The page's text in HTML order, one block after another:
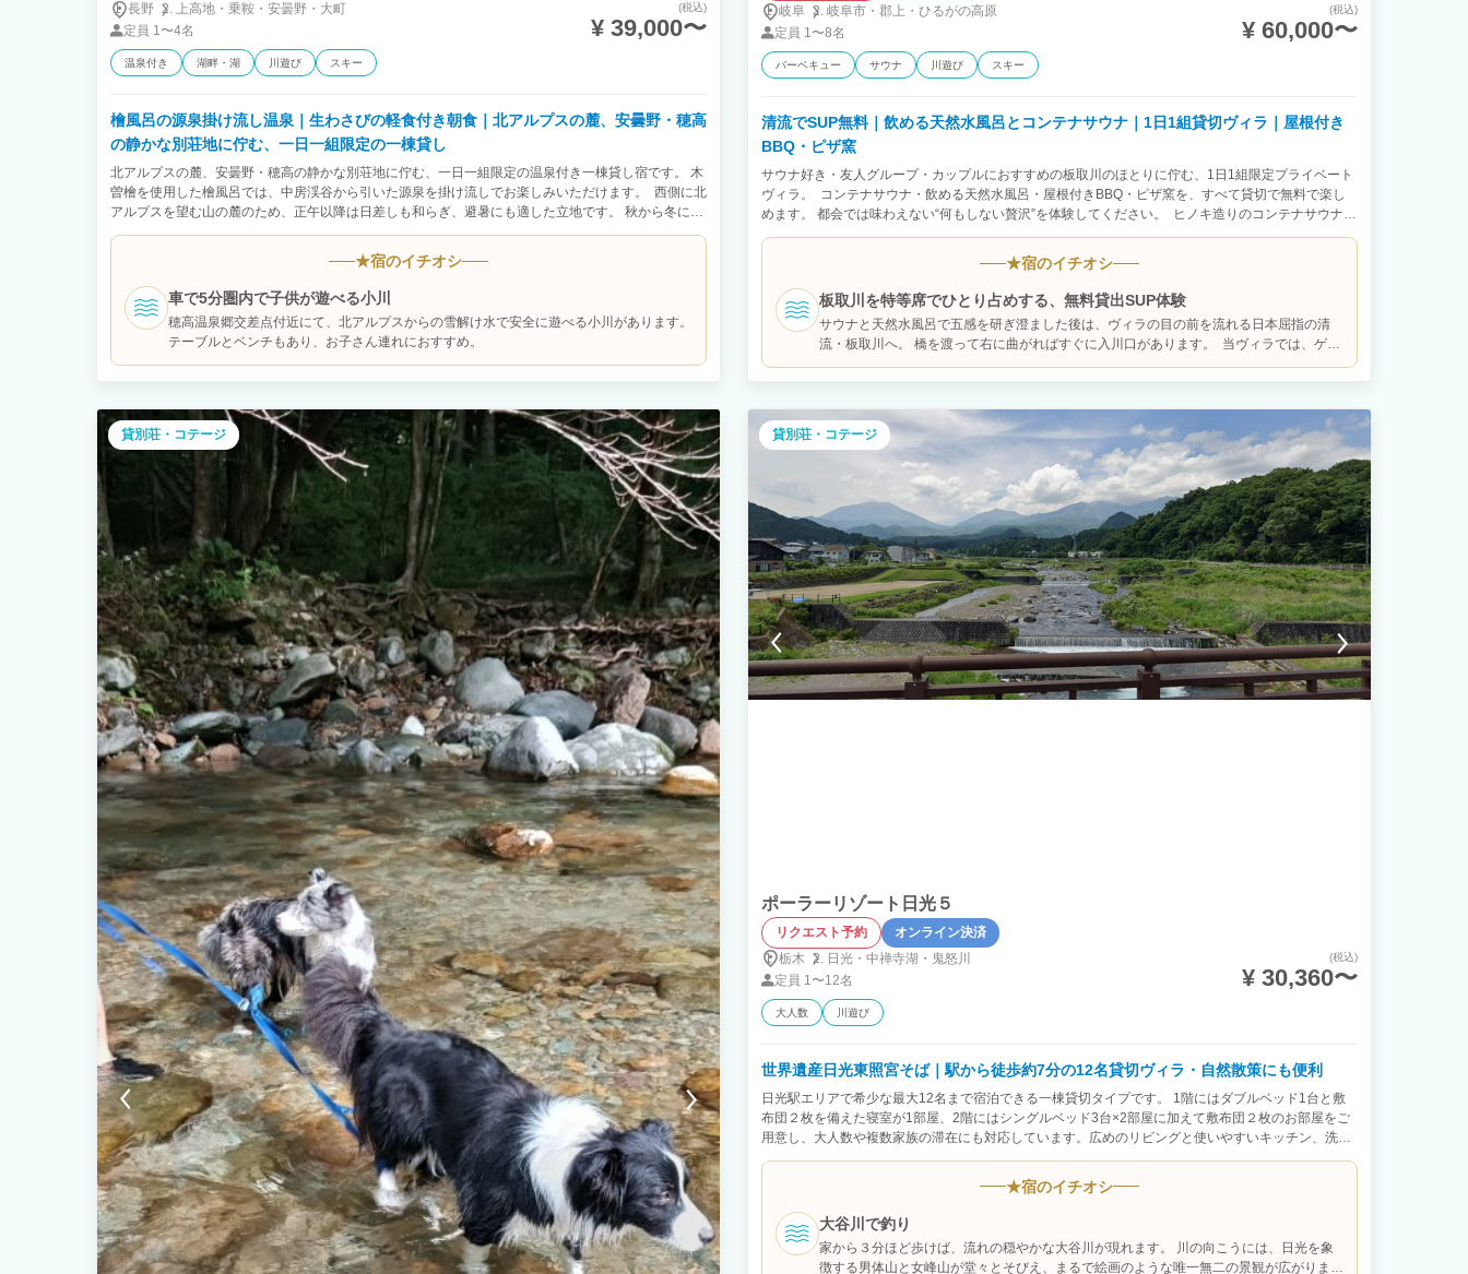
長野
上高地・ 乗鞍・ 安曇野・ 大町
定員 1〜4名
(税込)
¥ 39,000〜
温泉付き 湖畔・湖 川遊び スキー
檜風呂の源泉掛け流し温泉｜生わさびの軽食付き朝食｜北アルプスの麓、安曇野・穂高
の静かな別荘地に佇む、一日一組限定の一棟貸し
北アルプスの麓、安曇野・穂高の静かな別荘地に佇む、一日一組限定の温泉付き一棟貸し宿です。 木
曽檜を使用した檜風呂では、中房渓谷から引いた源泉を掛け流しでお楽しみいただけます。 西側に北
アルプスを望む山の麓のため、正午以降は日差しも和らぎ、避暑にも適した立地です。 秋から冬にか
けては、イタリア製ペレットストーブの炎を眺めながら、スペシャリティコーヒーやハーブティーと
共に穏やかな時間をお過ごしください。 家具・備品の品質にも拘っています。 寝具には、シモンズ
最高級ラインのマットレスや羽毛布団・羽毛枕を採用しています。 京都の生地屋による洗いざらし綿
のシーツやガーゼ素材の館内着、今治タオルの中でも高級ホテル仕様の大判タオルなど、肌触りや眠
りの心地よさには定評があります。 シャンプー類は、京都発のオーガニックブランド
「NEMOHAMO」を使用しています。 ホテル清掃経験のあるスタッフによる丁寧な清掃を行い、清潔
な環境づくりを心がけています。 朝は、生わさびを味わう軽朝食をご用意しています。 上高地や白
馬、松本などへのアクセスも良く、安曇野周辺をゆっくりお楽しみいただけます。 車で30分間の距離
利用いただけます。檜風呂と庭を備え、自然の中で静かに過ごすための住まいとして整えました。 ま
た、当施設では、宿泊施設で使用する電力に加え、東京・愛知・神奈川方面からの車移動や周辺観光
時の車両移動に伴うCO2排出量について、カーボンオフセットを実施しています。 オフセットには、
一般社団法人 more trees を通じて、熊本県小国町の森林整備プロジェクト由来のJ-クレジットを利用
しています。 ⸻ 定員について： 定員は4名です。 添い寝のお子さまは人数に含めずご宿泊いた
だけます。 ⸻ リビング： リビングには、マルニ木工のソファセットやウォールナット無垢材の
家具を設えています。 窓の外の庭を眺めながら読書や会話を楽しんだり、ただ何もしない時間を過ご
したりするための空間です。 冬季には、イタリア製ペレットストーブのやわらかな暖かさと炎のゆら
ぎをお楽しみいただけます。 ⸻ 寝室・和室（眠りの環境）： 洋寝室にはベッド2台、和室には
布団2組をご用意しています。和室では、日本らしい畳と布団での滞在を体験いただけます。 シーツ
には、京都の生地屋による洗いざらし綿素材を使用しています。整いすぎたホテルリネンではなく、
自然な肌触りと家のような心地よさを大切にしています。 ⸻ 浴室・温泉・トイレ： 木曽檜を使
用した檜風呂です。 北アルプス・中房渓谷から引いた源泉を使用し、加水のみ行い、循環や加温はせ
ず掛け流しでご利用いただけます。 トイレは温水洗浄機能付きです。 ⸻ リネン・アメニティ
類： 館内着は、京都の生地屋によるガーゼ素材のものをご用意しています。タオル類は、高級ホテル
仕様の大判の今治タオルを採用しています。 シャンプー類は、京都発のオーガニックブランド
「NEMOHAMO」を使用しています。 ⸻ 庭・アウトドアリビング： 敷地約450㎡の庭には、地
元の植物を中心に植栽を施しています。 春は新緑、夏は深い緑、秋は紅葉、冬は雪景色と、四季ごと
に異なる表情を楽しめます。 アウトドアリビングでは、お茶を飲みながらゆっくり過ごしたり、お子
様が自然の中で遊んだりすることができます。 ⸻ 食事について： 夕食の提供は行っていませ
ん。 近隣のお店での食事や、地元の食材を持ち帰って楽しむ滞在を想定しています。 朝はセルフ式の
軽朝食をご用意しています。生わさびをすりおろして味わう、安曇野らしい朝の時間をお楽しみくだ
さい。 八ヶ岳珈琲店のスペシャリティコーヒーと、地元安曇野のハーブティーもご自由にどうぞ。
★宿のイチオシ
車で5分圏内で子供が遊べる小川
穂高温泉郷交差点付近にて、北アルプスからの雪解け水で安全に遊べる小川があります。
テーブルとベンチもあり、お子さん連れにおすすめ。
岐阜
岐阜市・ 郡上・ ひるがの高原
定員 1〜8名
(税込)
¥ 60,000〜
バーベキュー サウナ 川遊び スキー
清流でSUP無料｜飲める天然水風呂とコンテナサウナ｜1日1組貸切ヴィラ｜屋根付き
BBQ・ピザ窯
サウナ好き・友人グループ・カップルにおすすめの板取川のほとりに佇む、1日1組限定プライベート
ヴィラ。 コンテナサウナ・飲める天然水風呂・屋根付きBBQ・ピザ窯を、すべて貸切で無料で楽し
めます。 都会では味わえない“何もしない贅沢”を体験してください。 ヒノキ造りのコンテナサウナに
は、ハルビア製ヒーターを採用。 サウナ後は、全国的にもかなりレアな敷地内から汲み上げた“飲め
る天然地下水”の水風呂へ。 サウナを出たら2秒で入れる最高の導線です。 屋根付きのBBQスペース
では、ペレットグリルやピザ窯も完備。 天候を気にせず、仲間や家族とゆったり過ごせます。 朝は
川のせせらぎを聞きながらコーヒーを。 夜は満天の星空を眺めるひととき。 「ととのう」「語る」
「何もしない」 そのすべてがここで完結します。 1日1組限定のため、週末や連休はすぐ満室になる
ので早めの予約がおすすめです。 【⚠️お子様のご利用について】 2歳未満のお子様はご宿泊いただけ
ません。 2歳以上はご宿泊いただけますが、子供料金の設定はないため、ご予約時は「大人」の区分
で人数をご入力下さい。 【⚠️重要：ご予約前に必ず全文ご確認ください】 以下のルールを遵守いた
ルールに同意いただいたものとみなします。 1. 宿泊者名簿と身分証の提出 チェックインまでに宿
泊者名簿の記入、および有効な身分証明書（運転免許証・マイナンバーカード・パスポート等）の提
示が必要です。 未提出の場合、入室パスワードを発行できません。未成年者のみでの宿泊は固くお
断りいたします。 2. チェックイン・チェックアウト チェックイン： 午後3時から チェックアウ
ト： 午前10時まで 安全確認のため、午前10:05に清掃スタッフが館内に入室します。 無断で午前
10:10を過ぎた場合は、10分超過につき3,000円の追加費用が発生します。 3. 宿泊人数と第三者の立
ち入り禁止 予約人数を超える宿泊・立ち入り、および宿泊者以外の第三者の入室は短時間でも一切
禁止です。 無断立ち入りが発覚した場合、違約金として1人あたり30,000円を請求します。 予約
人数を超えて寝具を使用した場合は1組につき5,000円を請求します。 4. 敷地内全面禁煙（電子タバコ
等含む） 室内および敷地内は、室外BBQエリアの指定喫煙場所を除き全面禁煙です。 指定場所
以外での喫煙や吸殻が発見された場合、特別清掃費として50,000円を請求します。 5. 夜間の過ごし
方と騒音（最重要） 周辺環境への配慮のため、夜間の騒音は厳禁です。 20時以降は屋外スペー
ス（BBQエリア・サウナ等）での、大きな音量での音楽、会話、歌唱などはお止め下さい。 21時以
降は屋外の利用は禁止ですので、窓を閉め室内でお過ごしください。 苦情や通報があった場合はそ
の場で退去となります。 6. 火気厳禁とペレットグリルの制限 花火、薪、炭、キャンドル等の火気
の洗浄と簡単な片付けをお願いします。 通常の範囲を超える過度な汚損、ゴミの放置や室内荒らし
が確認された場合は、追加清掃費15,000円を請求します。 家具や備品は元の位置お戻し下さい。
ゴミは指定の分別方法に従い廃棄してください。 放置や嘔吐等による著しい汚損は、追加清掃・
消臭費として50,000円を請求します。 11. 設備・備品の取り扱いと破損 館内設備（スマートロッ
ク、Webカメラ、Wi-Fi、冷蔵庫等）の設定変更や電源切断は禁止です。 入室時に備品等の破損を
見つけた場合はチェックインから3時間以内にメッセージで写真と共にご連絡ください。 それ以降
はゲストの過失とみなし実費を請求します。 12. 駐車場（無料3台） 車両は必ず指定スペース内へ
設は一切の責任を負いません。 13. 現地決済について ピザやサウナハット等の利用は、現地QRコ
ードからその都度ご精算ください。 ルール違反による追加清掃費や時間外滞在費は、清掃スタッフ
が現場を確認した段階で、現地にてクレジットカードまたはPayPayで即時お支払いいただきます。
14. キャンセルポリシーと免責事項 ゲスト都合（天候、交通機関の遅延、予定変更等）による返金
はできません。 直前キャンセルのリスクに備えたい方は、事前に「旅行キャンセル保険」へのご加
入をおすすめいたします。 清掃不備による返金要望は、チェックインから1時間以内に証拠写真と
共にメッセージをいただいた場合のみ対応します。 自然環境に伴う虫の発生、予期せぬ停電、Wi-
Fi障害などの外部要因について当施設は免責（返金不可）とします。 15. 安全管理とその他の注意事
項 館内（階段・サウナ周辺等）での怪我や事故、アレルギー発症、お客様の遺失物について、ホス
トは一切の責任を負いません。 野生動物への餌やりは禁止です。 無断での商用撮影は違約金とし
て100,000円を請求します。
★宿のイチオシ
板取川を特等席でひとり占めする、無料貸出SUP体験
サウナと天然水風呂で五感を研ぎ澄ました後は、ヴィラの目の前を流れる日本屈指の清
流・板取川へ。 橋を渡って右に曲がればすぐに入川口があります。 当ヴィラでは、ゲス
トの皆さまにSUP（スタンドアップパドルボード）、ライフジャケット、水中眼鏡、空
気入れ等を完全無料で貸し出しています。 エメラルドグリーンに澄み渡る川面にボード
まれた美しき秘境の絶景が広がります。ボードの上に座ったり横たわったりして、川のせ
せらぎやそよ風を全身で受け止める時間は、まさに自然と一体になる究極のチルタイムで
す。 ただサウナに入るだけでなく、板取の美しい自然そのものに深く飛び込み、遊び尽
くす。 1日1組限定のプライベートヴィラだからこそ叶う、誰にも邪魔されない贅沢な水
上リトリートを心ゆくまでお楽しみください。
貸別荘・コテージ 貸別荘・コテージ
ポーラーリゾート日光５
リクエスト予約
オンライン決済
栃木
日光・ 中禅寺湖・ 鬼怒川
定員 1〜12名
(税込)
¥ 30,360〜
大人数 川遊び
世界遺産日光東照宮そば｜駅から徒歩約7分の12名貸切ヴィラ・自然散策にも便利
日光駅エリアで希少な最大12名まで宿泊できる一棟貸切タイプです。 1階にはダブルベッド1台と敷
布団２枚を備えた寝室が1部屋、2階にはシングルベッド3台×2部屋に加えて敷布団２枚のお部屋をご
用意し、大人数や複数家族の滞在にも対応しています。広めのリビングと使いやすいキッチン、洗濯
利な立地にあり、車がなくても安心してアクセスできます。観光地への動線も良く、神橋（しんきょ
う）までは徒歩約20〜25分、日光東照宮へは徒歩30〜35分ほどで到着できます。駅・バス停(家から
約50m)からの移動もスムーズなため、観光拠点として大変利用しやすい環境です。 ＜アクセス＞ 敷
地内無料駐車場４台まで ■ バス停 徒歩1分 主要観光地へダイレクトアクセス。 レンタカーがなくて
も旅が完結します。 ■ 周辺観光アクセス ・日光東照宮 → 車5分／（2.3km） 朝の静かな時間に訪れ
★宿のイチオシ
大谷川で釣り
家から３分ほど歩けば、流れの穏やかな大谷川が現れます。 川の向こうには、日光を象
徴する男体山と女峰山が堂々とそびえ、まるで絵画のような唯一無二の景観が広がりま